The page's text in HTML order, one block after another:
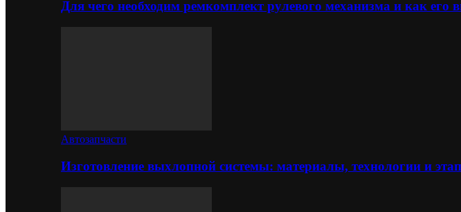
Для чего необходим ремкомплект рулевого механизма и как его
Автозапчасти
Изготовление выхлопной системы: материалы, технологии и